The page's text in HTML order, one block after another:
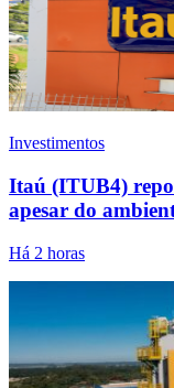
Investimentos
Itaú (ITUB4)
apesar do
Há 2 horas